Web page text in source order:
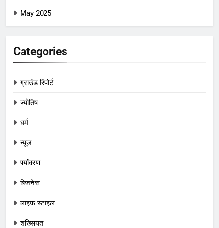
May 2025
Categories
ग्राउंड रिपोर्ट
ज्योतिष
धर्म
न्यूज
पर्यावरण
बिजनेस
लाइफ स्टाइल
शख्सियत